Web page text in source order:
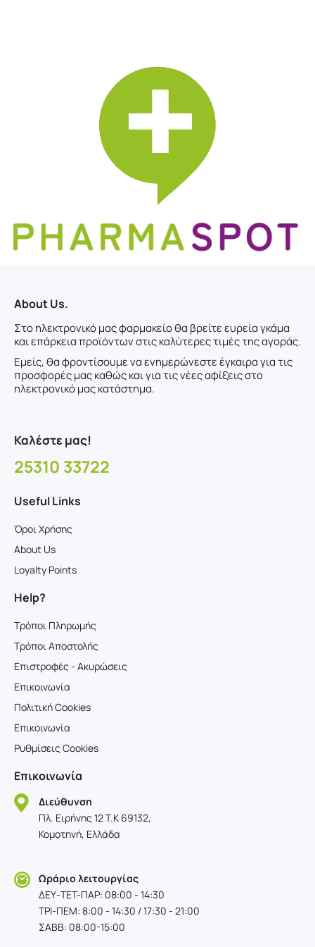
About Us.
Στο ηλεκτρονικό μας φαρμακείο θα βρείτε ευρεία γκάμα
και επάρκεια προϊόντων στις καλύτερες τιμές της αγοράς.
Εμείς, θα φροντίσουμε να ενημερώνεστε έγκαιρα για τις
προσφορές μας καθώς και για τις νέες αφίξεις στο
ηλεκτρονικό μας κατάστημα.
Καλέστε μας!
25310 33722
Useful Links
Όροι Χρήσης
About Us
Loyalty Points
Help?
Τρόποι Πληρωμής
Τρόποι Αποστολής
Επιστροφές - Ακυρώσεις
Επικοινωνία
Πολιτική Cookies
Επικοινωνία
Ρυθμίσεις Cookies
Επικοινωνία
Διεύθυνση
Πλ. Ειρήνης 12 T.K 69132,
Κομοτηνή, Ελλάδα
Ωράριο λειτουργίας
ΔΕΥ-TET-ΠΑΡ: 08:00 - 14:30
ΤΡΙ-ΠΕΜ: 8:00 - 14:30 / 17:30 - 21:00
ΣΑΒΒ: 08:00-15:00